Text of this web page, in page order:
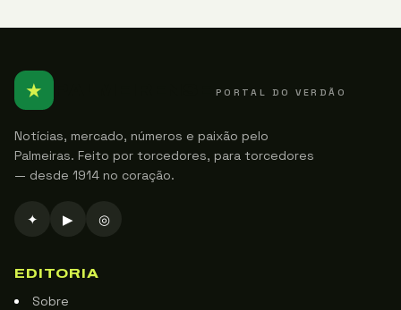
★ PORTAL DO VERDÃO
Notícias, mercado, números e paixão pelo
Palmeiras. Feito por torcedores, para torcedores
— desde 1914 no coração.
✦ ▶ ◎
EDITORIA
Sobre